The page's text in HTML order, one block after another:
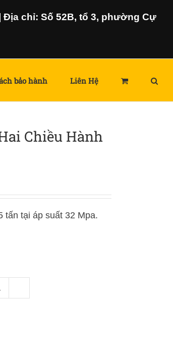
chỉ: Số 52B, tổ 3, phường Cự
bảo hành Liên Hệ
Chiều Hành
tấn tại áp suất 32 Mpa.